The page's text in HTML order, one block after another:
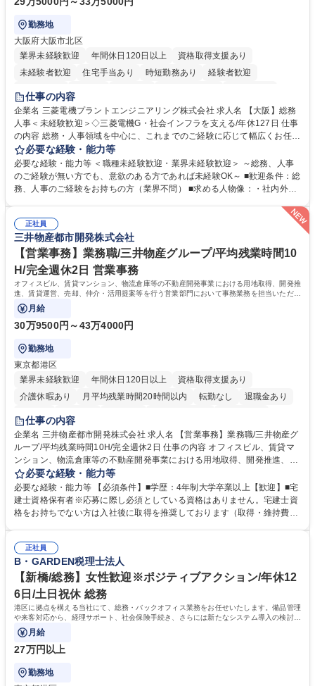
勤務地
大阪府大阪市北区
業界未経験歓迎
年間休日120日以上
資格取得支援あり
未経験者歓迎
住宅手当あり 時短勤務あり
経験者歓迎
退職金あり
駅近5分以内
土日祝休み 服装自由 寮・社宅あり 食事補助あり
仕事の内容
企業名 三菱電機プラントエンジニアリング株式会社 求人名 【大阪】総務
人事＜未経験歓迎＞◇三菱電機G・社会インフラを支える/年休127日 仕事
の内容 総務・人事領域を中心に、これまでのご経験に応じて幅広くお任せ
します。 ＜具体的には＞ ・総務/人事労務（給与・社保・勤怠管理など）
・採用・教育研修 ・福利厚生運用 など ※基本的には事務所勤務ですが、
採用や教育等の業務内容により、関西圏以外への日帰り・宿泊を伴う国内
出張もございます。 ※担当業務を持ちつつ、お互いに助け合いながら、総
総務人事＜未経験歓迎＞◇三菱電機G・社会インフラを支える/年休127日
必要な経験・能力等
必要な経験・能力等 ＜職種未経験歓迎・業界未経験歓迎＞ ～総務、人事
のご経験が無い方でも、意欲のある方であれば未経験OK～ ■歓迎条件：総
務、人事のご経験をお持ちの方（業界不問） ■求める人物像：・社内外の
ミュニケーション能力を持っている方 ・人事総務領域に興味がありゼネラ
正社員
三井物産都市開発株式会社
【営業事務】業務職/三井物産グループ/平均残業時間10
H/完全週休2日 営業事務
オフィスビル、賃貸マンション、物流倉庫等の不動産開発事業における用地取得、開発推
進、賃貸運営、売却、仲介・活用提案等を行う営業部門において事務業務を担当いただき
ます。
月給
30万9500円～43万4000円
勤務地
東京都港区
業界未経験歓迎
年間休日120日以上
資格取得支援あり
介護休暇あり
月平均残業時間20時間以内 転勤なし
退職金あり
在宅OK
賞与あり
駅近5分以内
土日祝休み 寮・社宅あり
仕事の内容
企業名 三井物産都市開発株式会社 求人名 【営業事務】業務職/三井物産グ
ループ/平均残業時間10H/完全週休2日 仕事の内容 オフィスビル、賃貸マ
ンション、物流倉庫等の不動産開発事業における用地取得、開発推進、賃
貸運営、売却、仲介・活用提案等を行う営業部門において事務業務を担当
いただきます。 【詳細】・契約書管理、契約書製本、捺印対応、ファイリ
ング、登記簿取得、調書取得・支払業務（各種費用支払、支払管理、請
求・支払データ登録、取引先マスター申請対応）・予算作成及び予実管
の他に担当頂く業務が発生する場合があります。 募集職種 【営業事務】
業務職/三井物産グループ/平均残業時間10H/完全週休2日
必要な経験・能力等
必要な経験・能力等 【必須条件】■学歴：4年制大学卒業以上【歓迎】■宅
建士資格保有者※応募に際し必須としている資格はありません。宅建士資
格をお持ちでない方は入社後に取得を推奨しております（取得・維持費用
ション力がある方。 ・チャレンジを厭わず、粘り強く業務に取り組める
方。多様な関係者と謙虚に信頼関係を構築でき、期限を意識したスケジュ
ール管理が出来る方。※将来的に他部署（営業部門、コーポレート部門）
へのジョブローテーションの可能性があります。 学歴・資格 学歴：大学
院 大学 語学力： 資格：宅地建物取引士
正社員
B・GARDEN税理士法人
【新橋/総務】女性歓迎※ポジティブアクション/年休12
6日/土日祝休 総務
港区に拠点を構える当社にて、総務・バックオフィス業務をお任せいたします。備品管理
や来客対応から、経理サポート、社会保険手続き、さらには新たなシステム導入の検討ま
で、幅広く組織を支える役割です。
月給
27万円以上
勤務地